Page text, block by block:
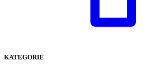
KATEGORIE